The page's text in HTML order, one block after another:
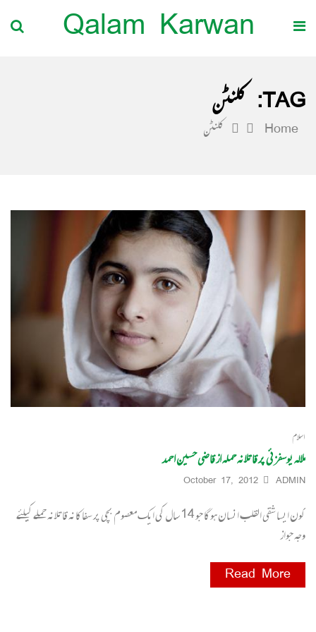
Qalam Karwan
TAG: کلنٹن
Home کلنٹن
اسلام
ملالہ یوسفزئی پر قاتلانہ حملہ از قاضی حسین احمد
ADMIN
October 17, 2012
کون ایسا شقی القلب انسان ہوگا جو 14 سال کی ایک معصوم بچی پر سفاکانہ قاتلانہ حملے کیلئے
وجہ جواز
Read More